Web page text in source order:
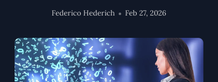
Federico Hederich Feb 27, 2026